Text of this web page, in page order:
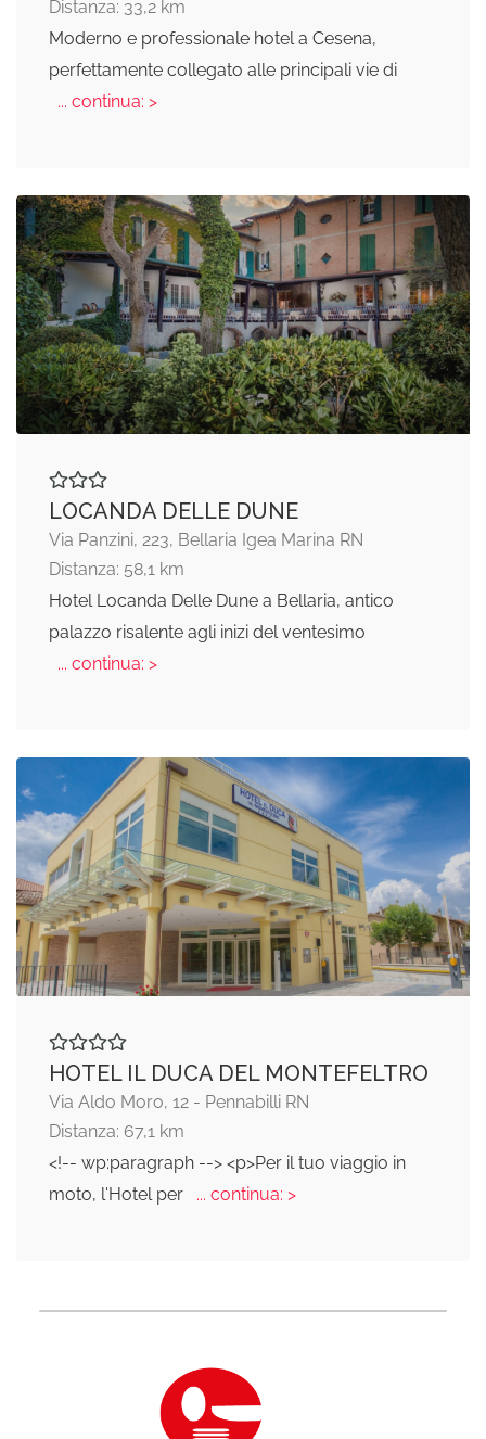
Distanza: 33,2 km
Moderno e professionale hotel a Cesena,
perfettamente collegato alle principali vie di
... continua: >
LOCANDA DELLE DUNE
Via Panzini, 223, Bellaria Igea Marina RN
Distanza: 58,1 km
Hotel Locanda Delle Dune a Bellaria, antico
palazzo risalente agli inizi del ventesimo
... continua: >
HOTEL IL DUCA DEL MONTEFELTRO
Via Aldo Moro, 12 - Pennabilli RN
Distanza: 67,1 km
<!-- wp:paragraph --> <p>Per il tuo viaggio in
moto, l'Hotel per
... continua: >